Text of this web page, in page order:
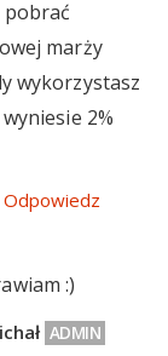
marży
wykorzystasz
2%
Odpowiedz
:)